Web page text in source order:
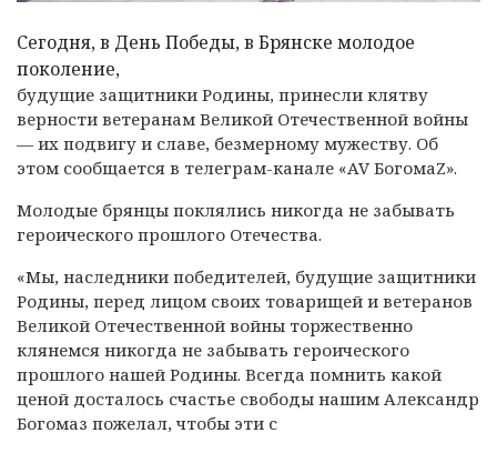
Сегодня, в День Победы, в Брянске молодое
поколение,
будущие защитники Родины, принесли клятву
верности ветеранам Великой Отечественной войны
— их подвигу и славе, безмерному мужеству. Об
этом сообщается в телеграм-канале «AV БогомаZ».
Молодые брянцы поклялись никогда не забывать
героического прошлого Отечества.
«Мы, наследники победителей, будущие защитники
Родины, перед лицом своих товарищей и ветеранов
Великой Отечественной войны торжественно
клянемся никогда не забывать героического
прошлого нашей Родины. Всегда помнить какой
ценой досталось счастье свободы нашим Александр
Богомаз пожелал, чтобы эти с